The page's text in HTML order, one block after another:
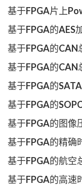
基于FPGA片上
基于FPGA的AES
基于FPGA的CAN
基于FPGA的CAN
基于FPGA的
基于FPGA的
基于FPGA的图像
基于FPGA的精确
基于FPGA的航空
基于FPGA的高速